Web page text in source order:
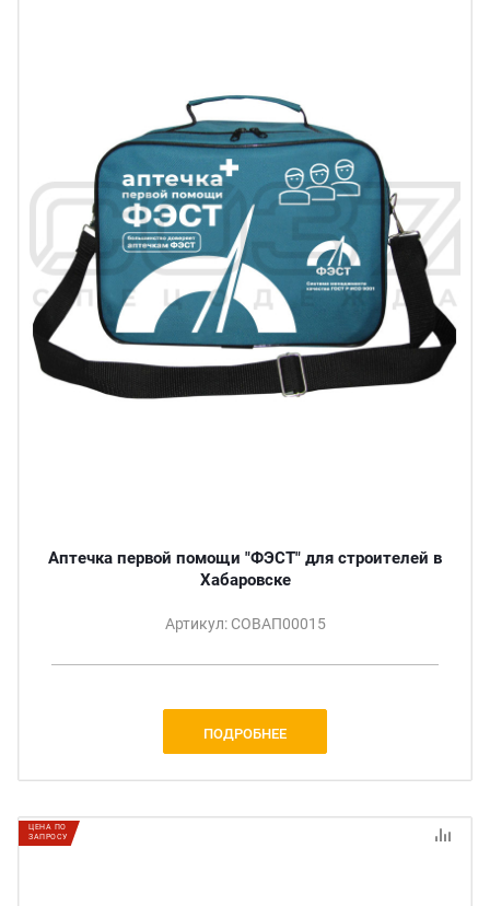
Аптечка первой помощи "ФЭСТ" для строителей в
Хабаровске
Артикул: СОВАП00015
ПОДРОБНЕЕ
ЦЕНА ПО
ЗАПРОСУ